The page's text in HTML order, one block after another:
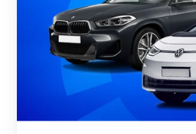
optimale
Flottenlösung